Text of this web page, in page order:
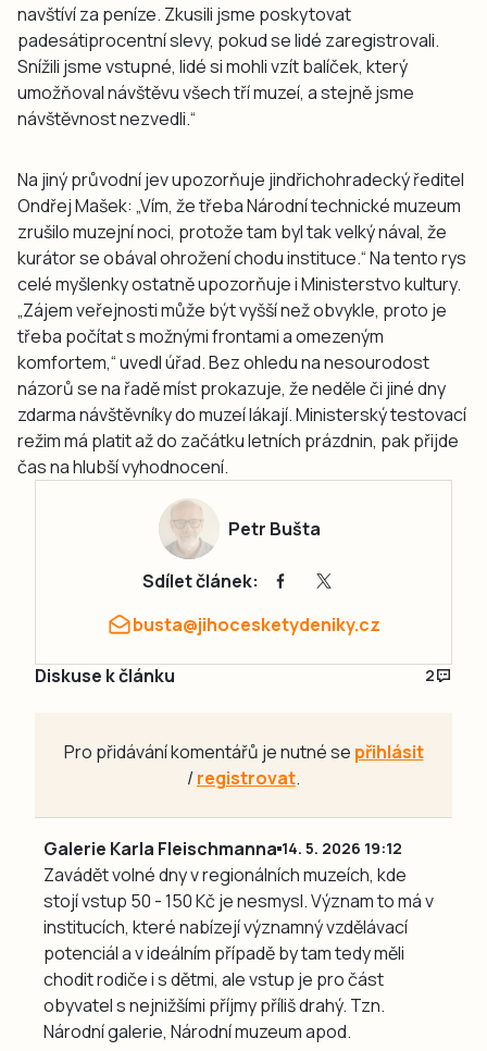
navštíví za peníze. Zkusili jsme poskytovat
padesátiprocentní slevy, pokud se lidé zaregistrovali.
Snížili jsme vstupné, lidé si mohli vzít balíček, který
umožňoval návštěvu všech tří muzeí, a stejně jsme
návštěvnost nezvedli.“
Na jiný průvodní jev upozorňuje jindřichohradecký ředitel
Ondřej Mašek: „Vím, že třeba Národní technické muzeum
zrušilo muzejní noci, protože tam byl tak velký nával, že
kurátor se obával ohrožení chodu instituce.“ Na tento rys
celé myšlenky ostatně upozorňuje i Ministerstvo kultury.
„Zájem veřejnosti může být vyšší než obvykle, proto je
třeba počítat s možnými frontami a omezeným
komfortem,“ uvedl úřad. Bez ohledu na nesourodost
názorů se na řadě míst prokazuje, že neděle či jiné dny
zdarma návštěvníky do muzeí lákají. Ministerský testovací
režim má platit až do začátku letních prázdnin, pak přijde
čas na hlubší vyhodnocení.
Petr Bušta
Sdílet článek:
busta@jihocesketydeniky.cz
Diskuse k článku 2
Pro přidávání komentářů je nutné se přihlásit
/registrovat.
Galerie Karla Fleischmanna 14. 5. 2026 19:12
Zavádět volné dny v regionálních muzeích, kde
stojí vstup 50 - 150 Kč je nesmysl. Význam to má v
institucích, které nabízejí významný vzdělávací
potenciál a v ideálním případě by tam tedy měli
chodit rodiče i s dětmi, ale vstup je pro část
obyvatel s nejnižšími příjmy příliš drahý. Tzn.
Národní galerie, Národní muzeum apod.